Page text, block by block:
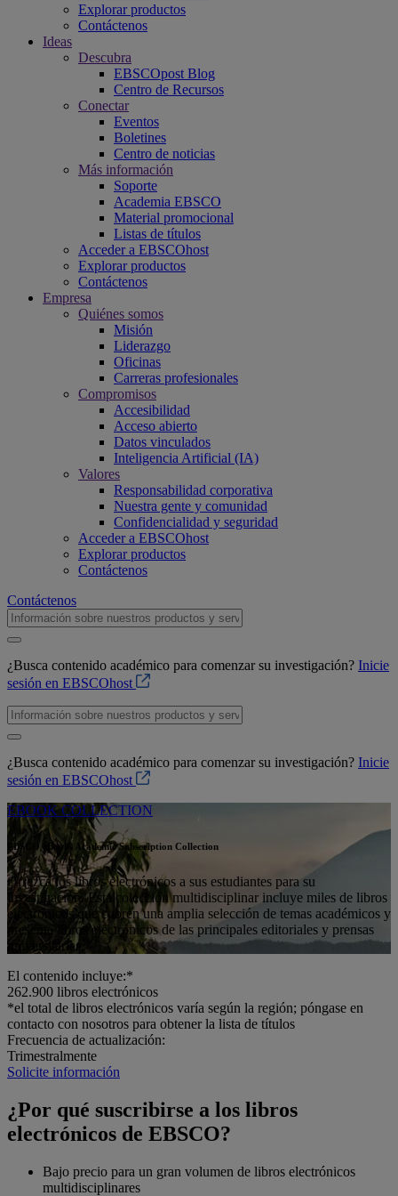
Explorar productos
Contáctenos
Ideas
Descubra
EBSCOpost Blog
Centro de Recursos
Conectar
Eventos
Boletines
Centro de noticias
Más información
Soporte
Academia EBSCO
Material promocional
Listas de títulos
Acceder a EBSCOhost
Explorar productos
Contáctenos
Empresa
Quiénes somos
Misión
Liderazgo
Oficinas
Carreras profesionales
Compromisos
Accesibilidad
Acceso abierto
Datos vinculados
Inteligencia Artificial (IA)
Valores
Responsabilidad corporativa
Nuestra gente y comunidad
Confidencialidad y seguridad
Acceder a EBSCOhost
Explorar productos
Contáctenos
Contáctenos
¿Busca contenido académico para comenzar su investigación? Inicie
sesión en EBSCOhost
¿Busca contenido académico para comenzar su investigación? Inicie
sesión en EBSCOhost
EBOOK COLLECTION
EBSCO eBooks Academic Subscription Collection
Ofrezca los libros electrónicos a sus estudiantes para su
investigación. Esta colección multidisciplinar incluye miles de libros
electrónicos que cubren una amplia selección de temas académicos y
presenta libros electrónicos de las principales editoriales y prensas
universitarias.
El contenido incluye:*
262.900 libros electrónicos
*el total de libros electrónicos varía según la región; póngase en
contacto con nosotros para obtener la lista de títulos
Frecuencia de actualización:
Trimestralmente
Solicite información
¿Por qué suscribirse a los libros
electrónicos de EBSCO?
Bajo precio para un gran volumen de libros electrónicos
multidisciplinares